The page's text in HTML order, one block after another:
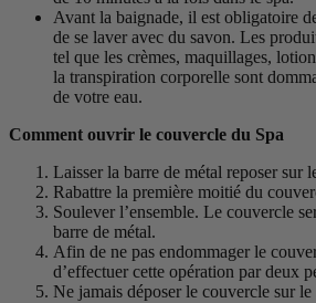
Avant la baignade, il est obligatoire
de se laver avec du savon. Les
tel que les crèmes, maquillages,
la transpiration corporelle sont
de votre eau.
Comment ouvrir le couvercle du Spa
Laisser la barre de métal reposer sur
Rabattre la première moitié du
Soulever l’ensemble. Le couvercle
barre de métal.
Afin de ne pas endommager le
d’effectuer cette opération par deux
Ne jamais déposer le couvercle sur le